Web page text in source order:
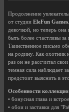
Продолжение
от студии EleFun Games
девочкой, но теперь
быть более счастливы
Таинственное письмо
на родину. Как охотник
раз он не рассчитал
темная сила наблюдает
предстоит выяснить в
Особенности
• бонусная глава и
• обои и заставки для